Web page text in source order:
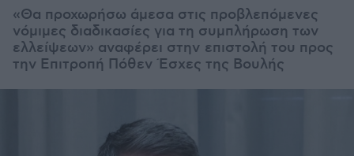
«Θα προχωρήσω άμεσα στις προβλεπόμενες
νόμιμες διαδικασίες για τη συμπλήρωση των
ελλείψεων» αναφέρει στην επιστολή του προς
την Επιτροπή Πόθεν Έσχες της Βουλής